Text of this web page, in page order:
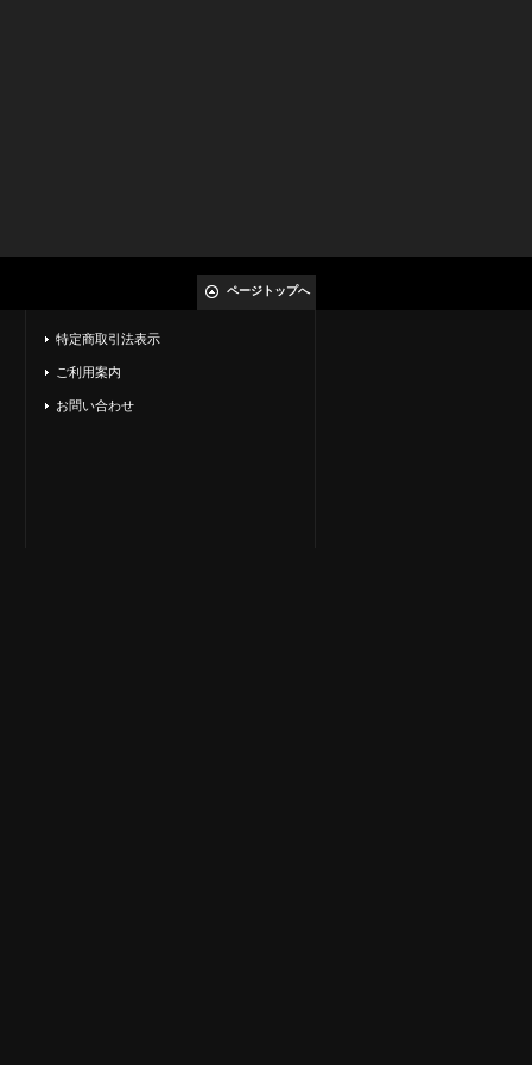
ページトップへ
特定商取引法表示
ご利用案内
お問い合わせ